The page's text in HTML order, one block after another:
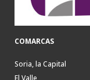
COMARCAS
Soria, la Capital